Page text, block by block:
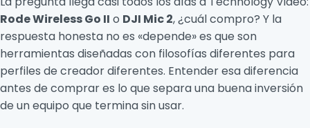
Rode Wireless Go II o DJI Mic 2, ¿cuál compro? Y la
respuesta honesta no es «depende» es que son
herramientas diseñadas con filosofías diferentes para
perfiles de creador diferentes. Entender esa diferencia
antes de comprar es lo que separa una buena inversión
de un equipo que termina sin usar.